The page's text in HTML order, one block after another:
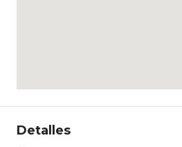
Detalles